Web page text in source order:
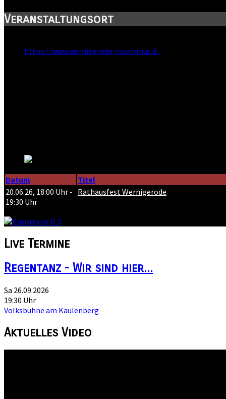
Veranstaltungsort
https://www.wernigerode-tourismus.d...
Datum
Titel
20.06.26, 18:00 Uhr -
19:30 Uhr
Rathausfest Wernigerode
Live Termine
Regentanz - Wir sind hier...
Sa 26.09.2026
19:30 Uhr
Volksbühne am Kaulenberg
Aktuelles Video